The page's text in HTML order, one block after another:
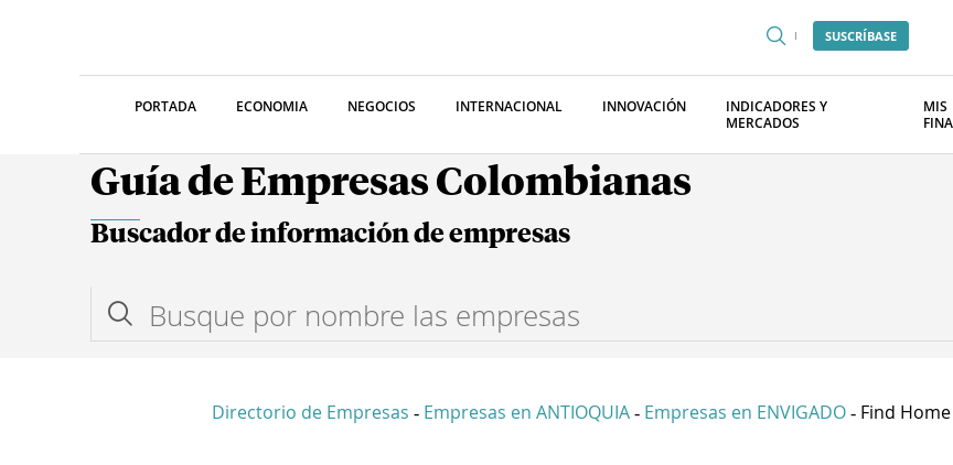
SUSCRÍBASE
PORTADA ECONOMIA NEGOCIOS INTERNACIONAL INNOVACIÓN
INDICADORES Y
MERCADOS
MIS
Guía de Empresas Colombianas
Buscador de información de empresas
Directorio de Empresas - Empresas en ANTIOQUIA - Empresas en ENVIGADO - Find